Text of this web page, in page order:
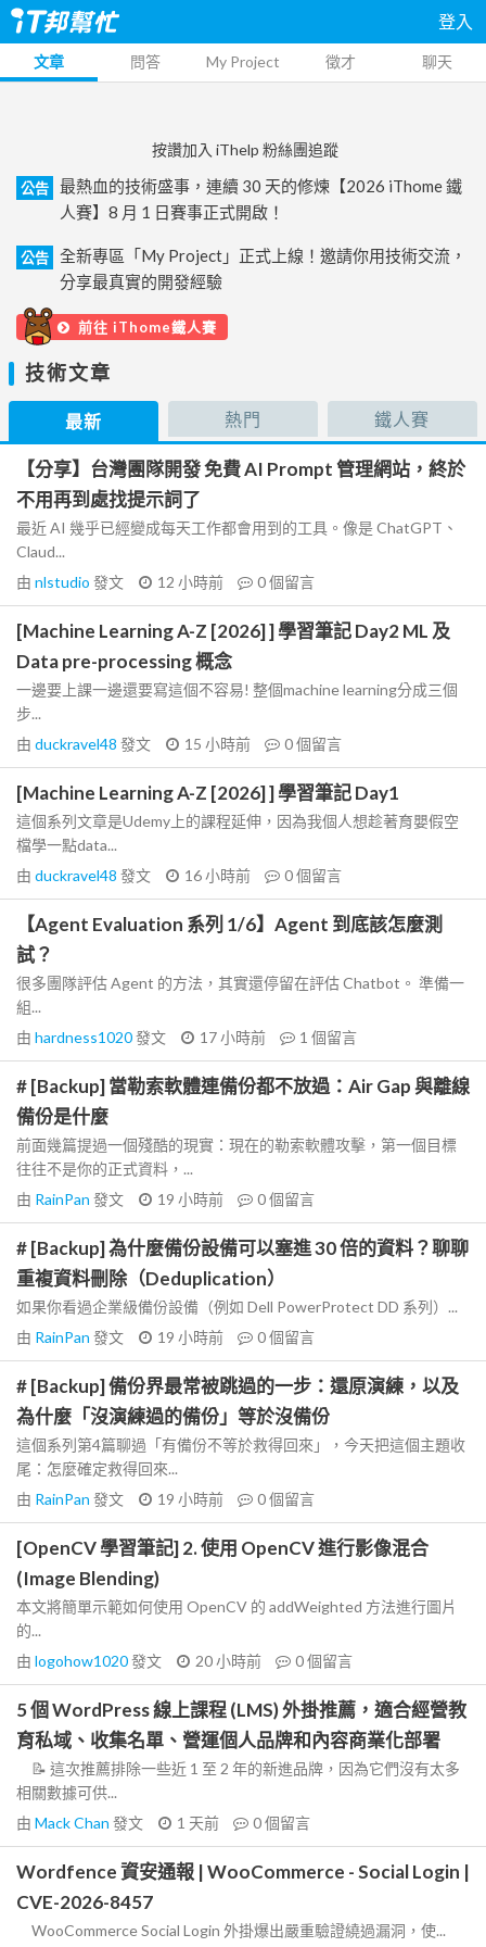
登入
文章 問答 My Project 徵才 聊天
按讚加入 iThelp 粉絲團追蹤
公告
最熱血的技術盛事，連續 30 天的修煉【2026 iThome 鐵
人賽】8 月 1 日賽事正式開啟！
公告
全新專區「My Project」正式上線！邀請你用技術交流，
分享最真實的開發經驗
前往 iThome鐵人賽
技術文章
最新 熱門 鐵人賽
【分享】台灣團隊開發 免費 AI Prompt 管理網站，終於
不用再到處找提示詞了
最近 AI 幾乎已經變成每天工作都會用到的工具。像是 ChatGPT、
Claud...
由 nlstudio 發文 12 小時前 0個留言
[Machine Learning A-Z [2026] ] 學習筆記 Day2 ML 及
Data pre-processing 概念
一邊要上課一邊還要寫這個不容易! 整個machine learning分成三個
步...
由 duckravel48 發文 15 小時前 0個留言
[Machine Learning A-Z [2026] ] 學習筆記 Day1
這個系列文章是Udemy上的課程延伸，因為我個人想趁著育嬰假空
檔學一點data...
由 duckravel48 發文 16 小時前 0個留言
【Agent Evaluation 系列 1/6】Agent 到底該怎麼測
試？
很多團隊評估 Agent 的方法，其實還停留在評估 Chatbot。 準備一
組...
由 hardness1020發文 17 小時前 1 個留言
# [Backup] 當勒索軟體連備份都不放過：Air Gap 與離線
備份是什麼
前面幾篇提過一個殘酷的現實：現在的勒索軟體攻擊，第一個目標
往往不是你的正式資料，...
由 RainPan 發文 19 小時前 0個留言
# [Backup] 為什麼備份設備可以塞進 30 倍的資料？聊聊
重複資料刪除（Deduplication）
如果你看過企業級備份設備（例如 Dell PowerProtect DD 系列）...
由 RainPan 發文 19 小時前 0個留言
# [Backup] 備份界最常被跳過的一步：還原演練，以及
為什麼「沒演練過的備份」等於沒備份
這個系列第4篇聊過「有備份不等於救得回來」，今天把這個主題收
尾：怎麼確定救得回來...
由 RainPan 發文 19 小時前 0個留言
[OpenCV 學習筆記] 2. 使用 OpenCV 進行影像混合
(Image Blending)
本文將簡單示範如何使用 OpenCV 的 addWeighted 方法進行圖片
的...
由 logohow1020發文 20 小時前 0個留言
5 個 WordPress 線上課程 (LMS) 外掛推薦，適合經營教
育私域、收集名單、營運個人品牌和內容商業化部署
📝 這次推薦排除一些近 1 至 2 年的新進品牌，因為它們沒有太多
相關數據可供...
由 Mack Chan 發文 1 天前 0個留言
Wordfence 資安通報 | WooCommerce - Social Login |
CVE-2026-8457
WooCommerce Social Login 外掛爆出嚴重驗證繞過漏洞，使...